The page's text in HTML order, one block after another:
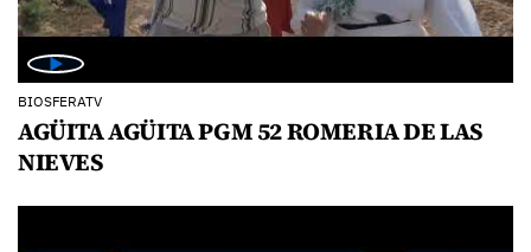
BIOSFERATV
AGÜITA AGÜITA PGM 52 ROMERIA DE LAS
NIEVES